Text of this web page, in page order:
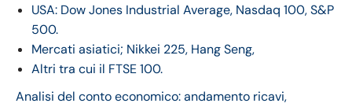
USA: Dow Jones Industrial Average, Nasdaq 100, S&P
500.
Mercati asiatici; Nikkei 225, Hang Seng,
Altri tra cui il FTSE 100.
Analisi del conto economico: andamento ricavi,